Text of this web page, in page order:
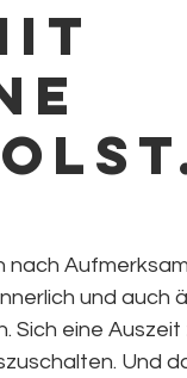
nach
und auch
Sich eine Auszeit
Und